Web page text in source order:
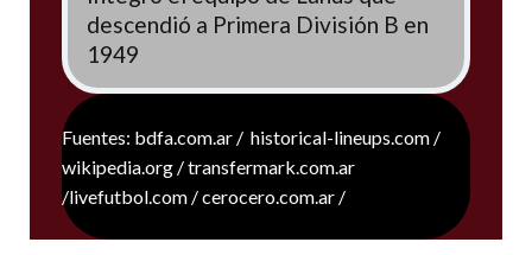
descendió a Primera División B en
1949
Fuentes: bdfa.com.ar / historical-lineups.com /
wikipedia.org / transfermark.com.ar
/livefutbol.com / cerocero.com.ar /